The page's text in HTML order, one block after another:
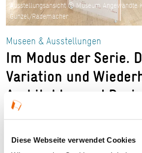
Diese Webseite verwendet Cookies
Ausstellungsansicht © Museum Angewandte
Günzel/Rademacher
Museen & Ausstellungen
Im Modus der Serie.
Variation und
Architektur und Design
24.07.2026 — 18.10.2026 in